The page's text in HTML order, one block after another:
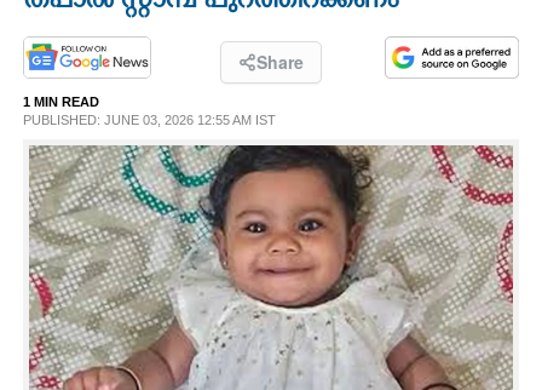
OPINION
PHOTOS
LIFESTYLE
SPIRITUAL
INFO+
Share
1 MIN READ
PUBLISHED: JUNE 03, 2026 12:55 AM IST